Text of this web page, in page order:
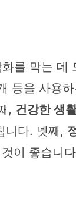
를 막는 데
등을 사용
, 건강한 생
니다. 넷째,
이 좋습니